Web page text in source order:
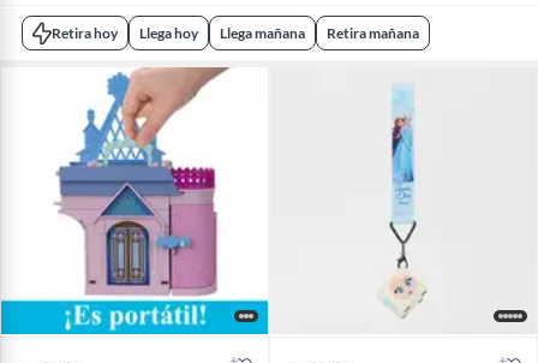
Retira hoy Llega hoy Llega mañana Retira mañana